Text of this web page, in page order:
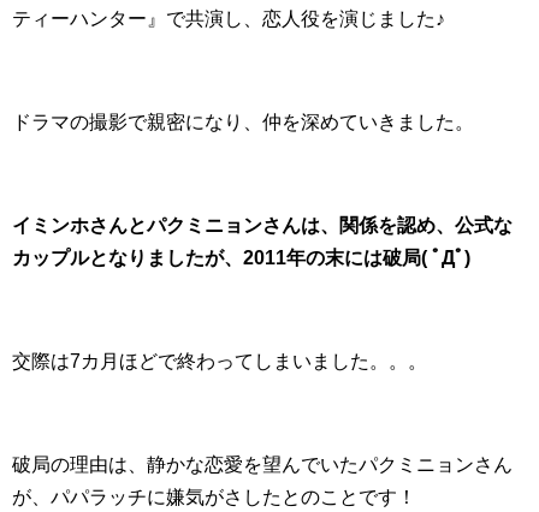
ティーハンター』で共演し、恋人役を演じました♪
ドラマの撮影で親密になり、仲を深めていきました。
イミンホさんとパクミニョンさんは、関係を認め、公式な
カップルとなりましたが、2011年の末には破局( ﾟДﾟ)
交際は7カ月ほどで終わってしまいました。。。
破局の理由は、静かな恋愛を望んでいたパクミニョンさん
が、パパラッチに嫌気がさしたとのことです！